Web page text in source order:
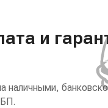
и
наличными,